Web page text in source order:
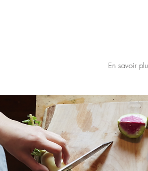
En savoir